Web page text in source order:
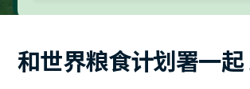
和世界粮食计划署一